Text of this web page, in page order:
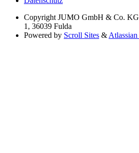
Copyright JUMO GmbH & Co.
1, 36039 Fulda
Powered by Scroll Sites &